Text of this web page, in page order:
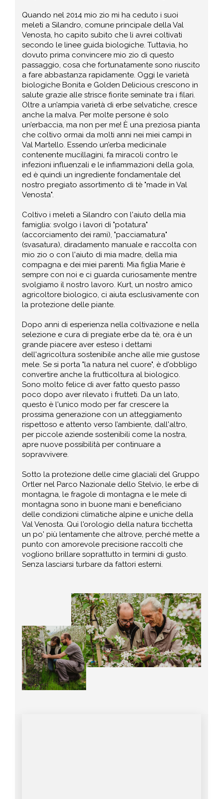
Quando nel 2014 mio zio mi ha ceduto i suoi
meleti a Silandro, comune principale della Val
Venosta, ho capito subito che li avrei coltivati
secondo le linee guida biologiche. Tuttavia, ho
dovuto prima convincere mio zio di questo
passaggio, cosa che fortunatamente sono riuscito
a fare abbastanza rapidamente. Oggi le varietà
biologiche Bonita e Golden Delicious crescono in
salute grazie alle strisce fiorite seminate tra i filari.
Oltre a un’ampia varietà di erbe selvatiche, cresce
anche la malva. Per molte persone è solo
un’erbaccia, ma non per me! È una preziosa pianta
che coltivo ormai da molti anni nei miei campi in
Val Martello. Essendo un’erba medicinale
contenente mucillagini, fa miracoli contro le
infezioni influenzali e le infiammazioni della gola,
ed è quindi un ingrediente fondamentale del
nostro pregiato assortimento di tè "made in Val
Venosta".
Coltivo i meleti a Silandro con l'aiuto della mia
famiglia: svolgo i lavori di "potatura"
(accorciamento dei rami), "pacciamatura"
(svasatura), diradamento manuale e raccolta con
mio zio o con l'aiuto di mia madre, della mia
compagna e dei miei parenti. Mia figlia Marie è
sempre con noi e ci guarda curiosamente mentre
svolgiamo il nostro lavoro. Kurt, un nostro amico
agricoltore biologico, ci aiuta esclusivamente con
la protezione delle piante.
Dopo anni di esperienza nella coltivazione e nella
selezione e cura di pregiate erbe da tè, ora è un
grande piacere aver esteso i dettami
dell'agricoltura sostenibile anche alle mie gustose
mele. Se si porta "la natura nel cuore", è d'obbligo
convertire anche la frutticoltura al biologico.
Sono molto felice di aver fatto questo passo
poco dopo aver rilevato i frutteti. Da un lato,
questo è l'unico modo per far crescere la
prossima generazione con un atteggiamento
rispettoso e attento verso l’ambiente, dall'altro,
per piccole aziende sostenibili come la nostra,
apre nuove possibilità per continuare a
sopravvivere.
Sotto la protezione delle cime glaciali del Gruppo
Ortler nel Parco Nazionale dello Stelvio, le erbe di
montagna, le fragole di montagna e le mele di
montagna sono in buone mani e beneficiano
delle condizioni climatiche alpine e uniche della
Val Venosta. Qui l'orologio della natura ticchetta
un po' più lentamente che altrove, perché mette a
punto con amorevole precisione raccolti che
vogliono brillare soprattutto in termini di gusto.
Senza lasciarsi turbare da fattori esterni.